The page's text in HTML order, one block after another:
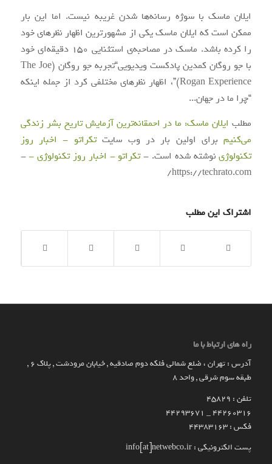
ایلان ماسک با سوژه رسانه‌ها شدن غریبه نیست. اما این بار
ممکن است که ایلان ماسک یکی از مشهورترین اظهار نظرهای خود
را کرده باشد. ماسک در مصاحبه‌ی استثنایی ۱۵۰ دقیقه‌ای خود
با جو روگان کمدین پادکست ویدیویی“تجربه جو روگان (The Joe
Rogan Experience)”، اظهار نظرهای مختلفی کرد از جمله اینکه
“چرا ما در جهان...
مطلب ایلان ماسک: ما در احمقانه‌ترین آزمایش تاریخ بشر زندگی
می‌کنیمبرای اولین بار در وب سایتتکراتو - اخبار روز
تکنولوژینوشته شده است. -تکراتو - اخبار روز تکنولوژی --
https://techrato.com/
اشتراک این مطلب
راه های ارتباط با ما
آدرس : تهران ، ضلع شمالی فلکه دوم صادقیه , خیابان مرودشت , پلاک ۶ ,
طبقه سوم شرقی , واحد ۸
تلفن : 45829
۴۴۲۶۰۳۱۶ _ 44293671
فکس : 44383163
پست الکترونیکی : info[at]netwebco.ir